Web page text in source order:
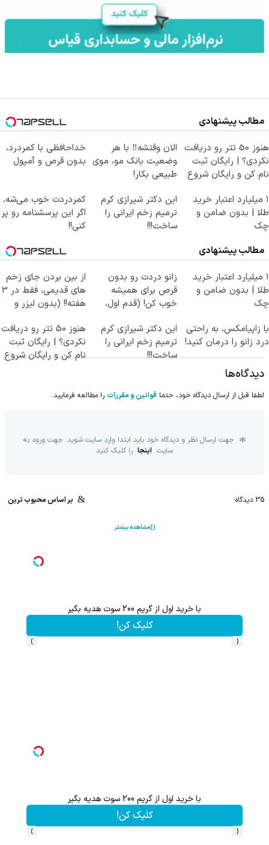
مطالب پیشنهادی
هنوز 50 تتر رو دریافت
نکردی؟ | رایگان ثبت
نام کن و رایگان شروع
الان وقتشه‼️ با هر
وضعیت بانک مو، موی
طبیعی بکار!
خداحافظی با کمردرد،
بدون قرص و آمپول
۱ میلیارد اعتبار خرید
طلا | بدون ضامن و
چک
این دکتر شیرازی کرم
ترمیم زخم ایرانی را
ساخت!!!
کمردردت خوب می‌شه،
اگر این پرسشنامه رو پر
کنی!!
مطالب پیشنهادی
۱ میلیارد اعتبار خرید
طلا | بدون ضامن و
چک
زانو دردت رو بدون
قرص برای همیشه
خوب کن! (قدم اول،
از بین بردن جای زخم
های قدیمی، فقط در 3
هفته!! (بدون لیزر و
با زاپیامکس، به راحتی
درد زانو را درمان کنید!
این دکتر شیرازی کرم
ترمیم زخم ایرانی را
ساخت!!!
هنوز 50 تتر رو دریافت
نکردی؟ | رایگان ثبت
نام کن و رایگان شروع
دیدگاه‌ها
لطفا قبل از ارسال دیدگاه خود، حتما قوانین و مقررات را مطالعه فرمایید.
جهت ارسال نظر و دیدگاه خود باید ابتدا وارد سایت شوید. جهت ورود به
سایت اینجا را کلیک کنید
35 دیدگاه بر اساس محبوب ترین
مشاهده بیشتر
با خرید اول از گریم 200 سوت هدیه بگیر
کلیک کن!
‹
›
با خرید اول از گریم 200 سوت هدیه بگیر
کلیک کن!
‹
›